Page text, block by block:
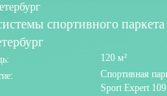
спортивного
120 м²
Спортивная
Sport Expert